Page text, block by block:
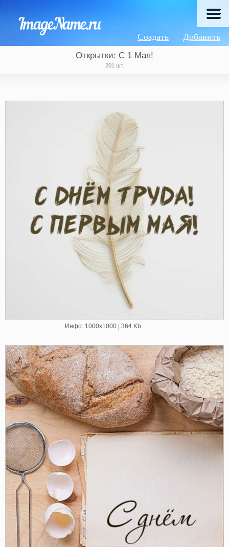
Добавить
Создать
Открытки: С 1 Мая!
201 шт.
Инфо: 1000х1000 | 364 Kb